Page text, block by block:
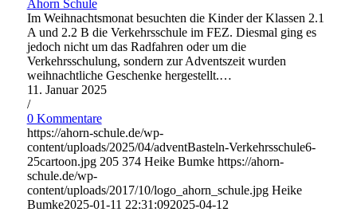
Ahorn Schule
Im Weihnachtsmonat besuchten die Kinder der Klassen 2.1
A und 2.2 B die Verkehrsschule im FEZ. Diesmal ging es
jedoch nicht um das Radfahren oder um die
Verkehrsschulung, sondern zur Adventszeit wurden
weihnachtliche Geschenke hergestellt.…
11. Januar 2025
/
0 Kommentare
https://ahorn-schule.de/wp-
content/uploads/2025/04/adventBasteln-Verkehrsschule6-
25cartoon.jpg 205 374 Heike Bumke https://ahorn-
schule.de/wp-
content/uploads/2017/10/logo_ahorn_schule.jpg Heike
Bumke2025-01-11 22:31:092025-04-12